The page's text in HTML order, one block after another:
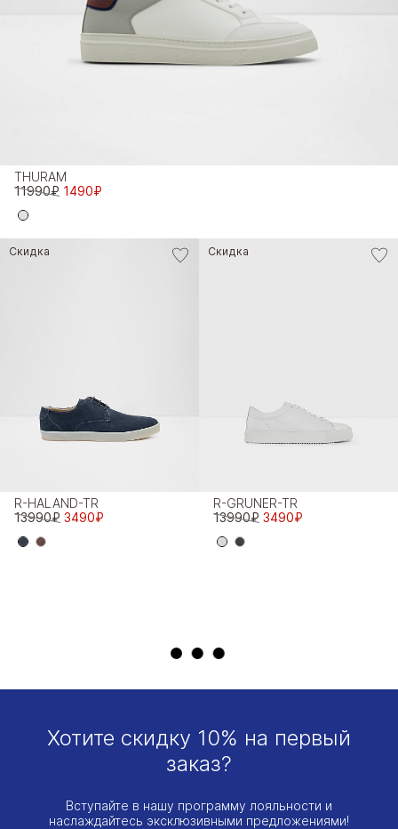
THURAM
11990₽ 1490₽
R-HALAND-TR
13990₽ 3490₽
Скидка
R-GRUNER-TR
13990₽ 3490₽
Скидка
Хотите скидку 10% на первый
заказ?
Вступайте в нашу программу лояльности и
наслаждайтесь эксклюзивными предложениями!